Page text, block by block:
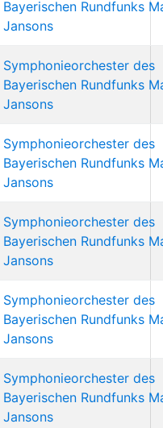
Bayerischen Rundfunks
Jansons
Symphonieorchester des
Bayerischen Rundfunks
Jansons
Symphonieorchester des
Bayerischen Rundfunks
Jansons
Symphonieorchester des
Bayerischen Rundfunks
Jansons
Symphonieorchester des
Bayerischen Rundfunks
Jansons
Symphonieorchester des
Bayerischen Rundfunks
Jansons